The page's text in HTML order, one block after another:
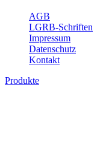
AGB
LGRB-Schriften
Impressum
Datenschutz
Kontakt
Produkte